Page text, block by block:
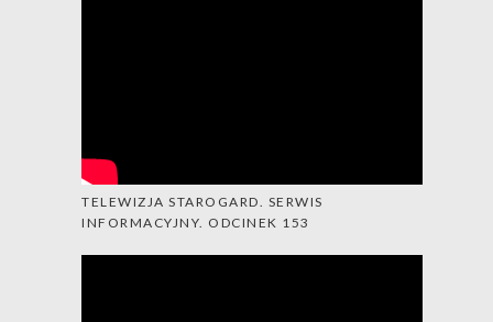
TELEWIZJA STAROGARD. SERWIS
INFORMACYJNY. ODCINEK 153